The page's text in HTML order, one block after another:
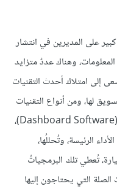
على المديرين في انتشار
وهناك عددٌ متزايد
إلى امتلاك أحدث التقنيات
لها، ومن أنواع التقنيات
(Dashboard Software)،
الرئيسة، وتُحللُها،
تُعطي تلك البرمجياتُ
التي يحتاجون إليها